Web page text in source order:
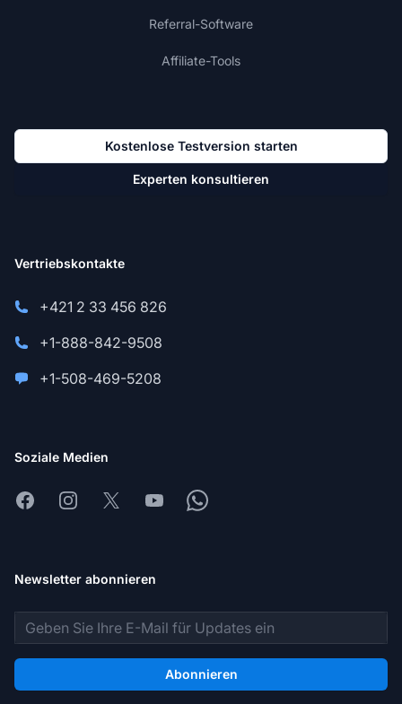
Referral-Software
Affiliate-Tools
Kostenlose Testversion starten
Experten konsultieren
Vertriebskontakte
+421 2 33 456 826
+1-888-842-9508
+1-508-469-5208
Soziale Medien
FacebookInstagram
X YoutubeWhatsapp
Newsletter abonnieren
E-Mail-Adresse
Abonnieren